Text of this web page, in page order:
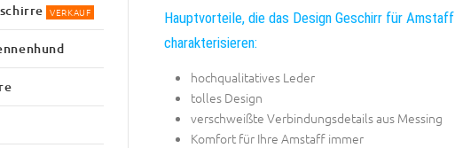
Hauptvorteile, die das Design Geschirr für Amstaff
charakterisieren:
hochqualitatives Leder
tolles Design
verschweißte Verbindungsdetails aus Messing
Komfort für Ihre Amstaff immer
VERKAUF